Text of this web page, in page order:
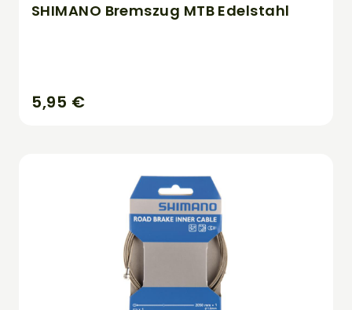
SHIMANO Bremszug MTB Edelstahl
5,95 €